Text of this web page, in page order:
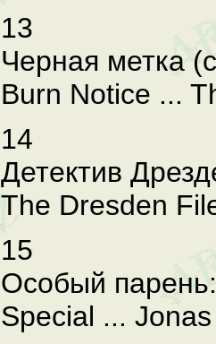
13
Черная метка
Burn Notice ...
14
Детектив
The Dresden
15
Особый
Special ...